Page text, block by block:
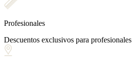
Profesionales
Descuentos exclusivos para profesionales